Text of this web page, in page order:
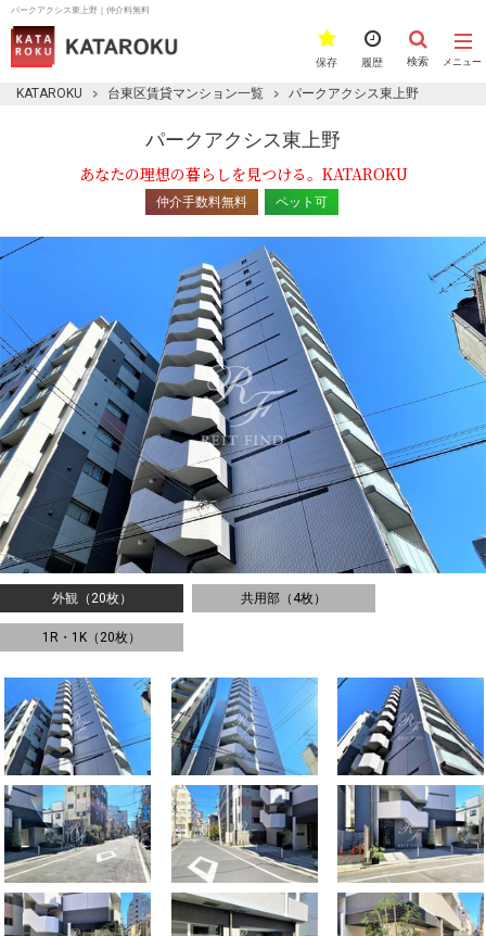
パークアクシス東上野｜仲介料無料
メニュー
検索
履歴
保存
KATAROKU 台東区賃貸マンション一覧 パークアクシス東上野
パークアクシス東上野
あなたの理想の暮らしを見つける。KATAROKU
仲介手数料無料 ペット可
外観（20枚） 共用部（4枚）
1R・1K（20枚）